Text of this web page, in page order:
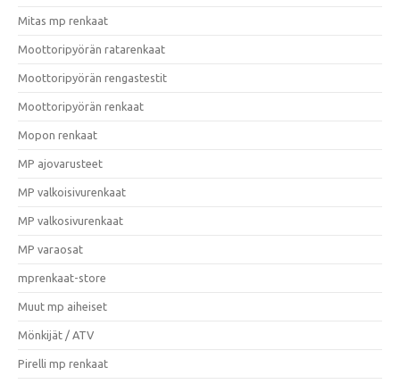
Mitas mp renkaat
Moottoripyörän ratarenkaat
Moottoripyörän rengastestit
Moottoripyörän renkaat
Mopon renkaat
MP ajovarusteet
MP valkoisivurenkaat
MP valkosivurenkaat
MP varaosat
mprenkaat-store
Muut mp aiheiset
Mönkijät / ATV
Pirelli mp renkaat